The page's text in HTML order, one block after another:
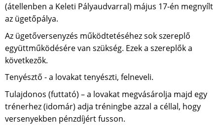
(átellenben a Keleti Pályaudvarral) május 17-én megnyílt
az ügetőpálya.
Az ügetőversenyzés működtetéséhez sok szereplő
együttműködésére van szükség. Ezek a szereplők a
következők.
Tenyésztő - a lovakat tenyészti, felneveli.
Tulajdonos (futtató) – a lovakat megvásárolja majd egy
trénerhez (idomár) adja tréningbe azzal a céllal, hogy
versenyekben pénzdíjért fusson.